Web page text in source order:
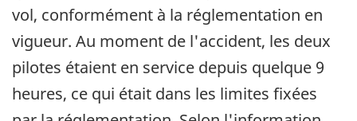
vol, conformément à la réglementation en
vigueur. Au moment de l'accident, les deux
pilotes étaient en service depuis quelque 9
heures, ce qui était dans les limites fixées